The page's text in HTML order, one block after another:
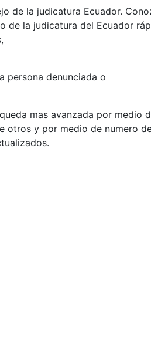
de la judicatura Ecuador.
de la judicatura del Ecuador
persona denunciada o
mas avanzada por
otros y por medio de numero